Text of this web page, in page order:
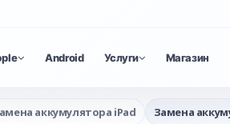
Android Услуги Магазин
аккумулятора iPad Замена